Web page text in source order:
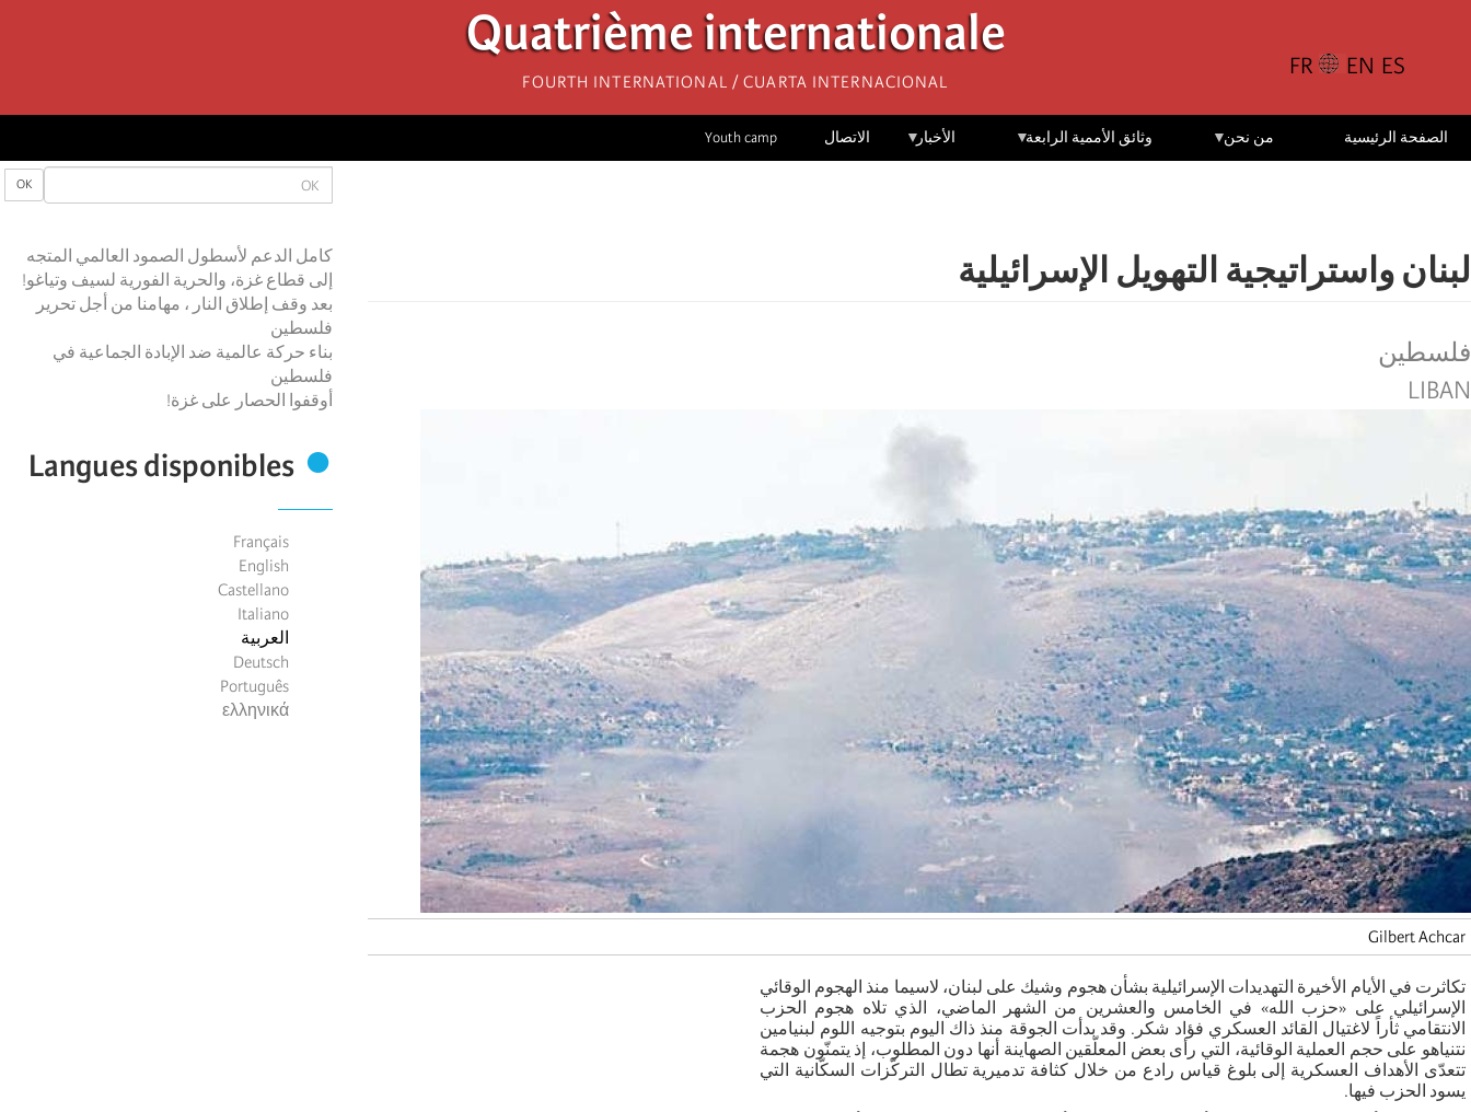
Quatrième internationale
Fourth International / Cuarta Internacional
الصفحة الرئيسية من نحن وثائق الأممية الرابعة الأخبار الاتصال Youth camp
OK
OK
كامل الدعم لأسطول الصمود العالمي المتجه
إلى قطاع غزة، والحرية الفورية لسيف وتياغو!
بعد وقف إطلاق النار ، مهامنا من أجل تحرير
فلسطين
بناء حركة عالمية ضد الإبادة الجماعية في
فلسطين
أوقفوا الحصار على غزة!
Langues disponibles
Français
English
Castellano
Italiano
العربية
Deutsch
Português
ελληνικά
لبنان واستراتيجية التهويل الإسرائيلية
فلسطين
LIBAN
Gilbert Achcar
تكاثرت في الأيام الأخيرة التهديدات الإسرائيلية بشأن هجوم وشيك على لبنان، لاسيما منذ الهجوم الوقائي
الإسرائيلي على «حزب الله» في الخامس والعشرين من الشهر الماضي، الذي تلاه هجوم الحزب
الانتقامي ثأراً لاغتيال القائد العسكري فؤاد شكر. وقد بدأت الجوقة منذ ذاك اليوم بتوجيه اللوم لبنيامين
نتنياهو على حجم العملية الوقائية، التي رأى بعض المعلّقين الصهاينة أنها دون المطلوب، إذ يتمنّون هجمة
تتعدّى الأهداف العسكرية إلى بلوغ قياس رادع من خلال كثافة تدميرية تطال التركّزات السكّانية التي
يسود الحزب فيها.